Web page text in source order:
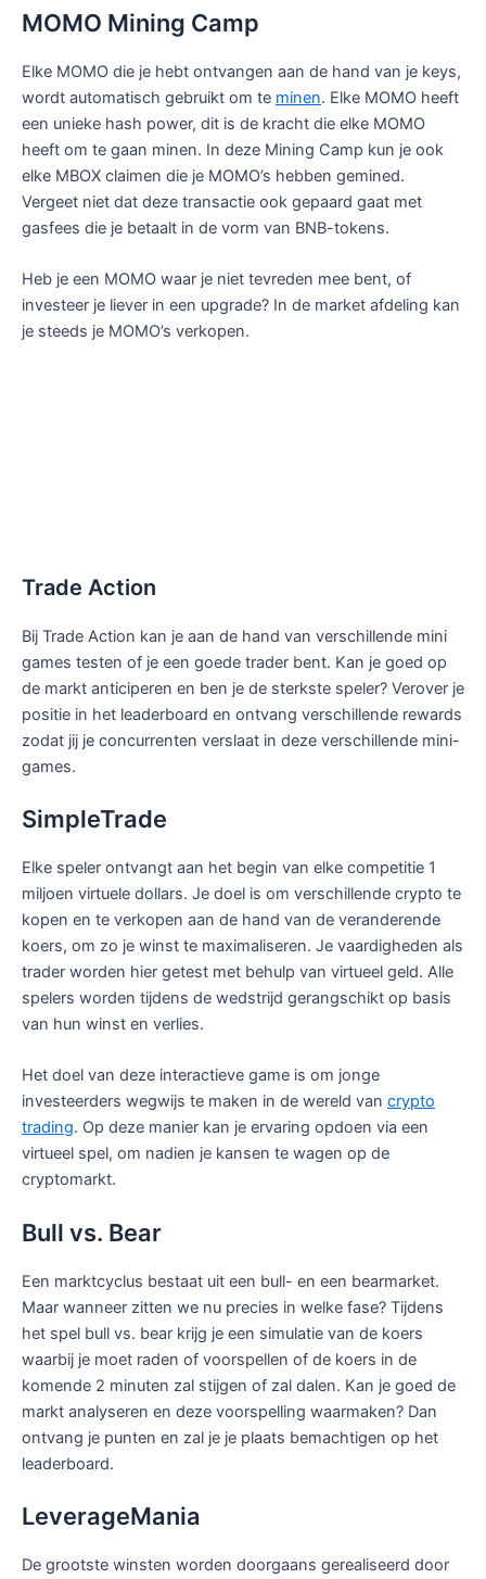
MOMO Mining Camp
Elke MOMO die je hebt ontvangen aan de hand van je keys,
wordt automatisch gebruikt om te minen. Elke MOMO heeft
een unieke hash power, dit is de kracht die elke MOMO
heeft om te gaan minen. In deze Mining Camp kun je ook
elke MBOX claimen die je MOMO’s hebben gemined.
Vergeet niet dat deze transactie ook gepaard gaat met
gasfees die je betaalt in de vorm van BNB-tokens.
Heb je een MOMO waar je niet tevreden mee bent, of
investeer je liever in een upgrade? In de market afdeling kan
je steeds je MOMO’s verkopen.
Trade Action
Bij Trade Action kan je aan de hand van verschillende mini
games testen of je een goede trader bent. Kan je goed op
de markt anticiperen en ben je de sterkste speler? Verover je
positie in het leaderboard en ontvang verschillende rewards
zodat jij je concurrenten verslaat in deze verschillende mini-
games.
SimpleTrade
Elke speler ontvangt aan het begin van elke competitie 1
miljoen virtuele dollars. Je doel is om verschillende crypto te
kopen en te verkopen aan de hand van de veranderende
koers, om zo je winst te maximaliseren. Je vaardigheden als
trader worden hier getest met behulp van virtueel geld. Alle
spelers worden tijdens de wedstrijd gerangschikt op basis
van hun winst en verlies.
Het doel van deze interactieve game is om jonge
investeerders wegwijs te maken in de wereld van crypto
trading. Op deze manier kan je ervaring opdoen via een
virtueel spel, om nadien je kansen te wagen op de
cryptomarkt.
Bull vs. Bear
Een marktcyclus bestaat uit een bull- en een bearmarket.
Maar wanneer zitten we nu precies in welke fase? Tijdens
het spel bull vs. bear krijg je een simulatie van de koers
waarbij je moet raden of voorspellen of de koers in de
komende 2 minuten zal stijgen of zal dalen. Kan je goed de
markt analyseren en deze voorspelling waarmaken? Dan
ontvang je punten en zal je je plaats bemachtigen op het
leaderboard.
LeverageMania
De grootste winsten worden doorgaans gerealiseerd door